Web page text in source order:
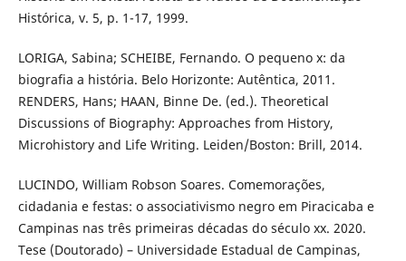
Histórica, v. 5, p. 1-17, 1999.
LORIGA, Sabina; SCHEIBE, Fernando. O pequeno x: da
biografia a história. Belo Horizonte: Autêntica, 2011.
RENDERS, Hans; HAAN, Binne De. (ed.). Theoretical
Discussions of Biography: Approaches from History,
Microhistory and Life Writing. Leiden/Boston: Brill, 2014.
LUCINDO, William Robson Soares. Comemorações,
cidadania e festas: o associativismo negro em Piracicaba e
Campinas nas três primeiras décadas do século xx. 2020.
Tese (Doutorado) – Universidade Estadual de Campinas,